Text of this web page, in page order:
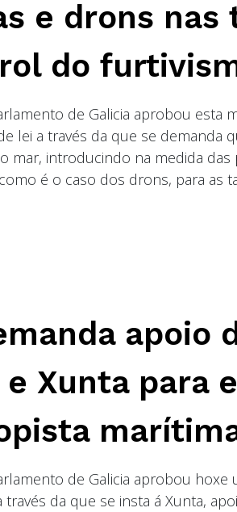
e drons nas
do
de Galicia aprobou esta
lei a través da que se demanda
mar, introducindo na medida das
é o caso dos drons, para as
apoio
Xunta para
de Galicia aprobou
da que se insta á Xunta,